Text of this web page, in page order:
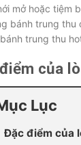
mở hoặc tiệm
bánh trung thu
trung thu
của
Lục
Đặc điểm của